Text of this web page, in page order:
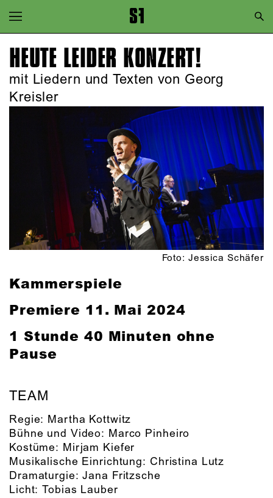
Zur Hauptnavigation springen
Zum Hauptinhalt springen
Zum Footer springen
HEUTE LEIDER KONZERT!
mit Liedern und Texten von Georg
Kreisler
Foto: Jessica Schäfer
Kammerspiele
Premiere 11. Mai 2024
1 Stunde 40 Minuten ohne
Pause
TEAM
Regie: Martha Kottwitz
Bühne und Video: Marco Pinheiro
Kostüme: Mirjam Kiefer
Musikalische Einrichtung: Christina Lutz
Dramaturgie:Jana Fritzsche
Licht:Tobias Lauber